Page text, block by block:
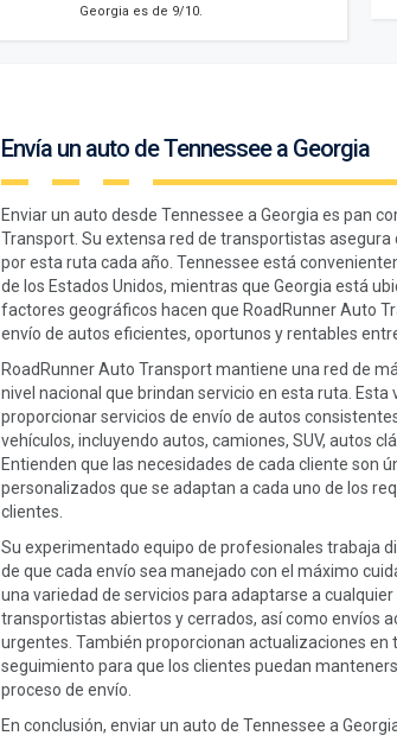
Georgia es de 9/10.
Envía un auto de Tennessee a Georgia
Enviar un auto desde Tennessee a Georgia es pan
Transport. Su extensa red de transportistas
por esta ruta cada año. Tennessee está
de los Estados Unidos, mientras que Georgia está
factores geográficos hacen que RoadRunner Auto
envío de autos eficientes, oportunos y rentables
RoadRunner Auto Transport mantiene una red de
nivel nacional que brindan servicio en esta ruta. Esta
proporcionar servicios de envío de autos
vehículos, incluyendo autos, camiones, SUV, autos
Entienden que las necesidades de cada cliente son
personalizados que se adaptan a cada uno de los
clientes.
Su experimentado equipo de profesionales trabaja
de que cada envío sea manejado con el máximo
una variedad de servicios para adaptarse a
transportistas abiertos y cerrados, así como envíos
urgentes. También proporcionan actualizaciones en
seguimiento para que los clientes puedan
proceso de envío.
En conclusión, enviar un auto de Tennessee a